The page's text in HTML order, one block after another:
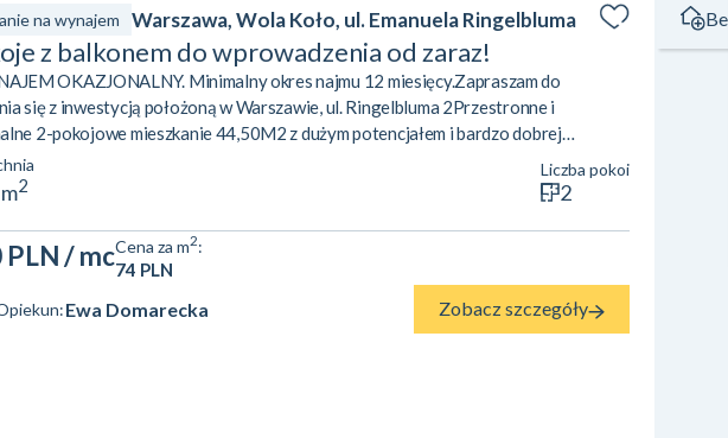
na wynajem Warszawa, Wola Koło, ul. Emanuela Ringelbluma
z balkonem do wprowadzenia od zaraz!
OKAZJONALNY. Minimalny okres najmu 12 miesięcy.Zapraszam do
się z inwestycją położoną w Warszawie, ul. Ringelbluma 2Przestronne i
2-pokojowe mieszkanie 44,50M2 z dużym potencjałem i bardzo dobrej
1 piętro w 3 piętrowym bloku. Balkon z widokiem na zieleń.Lokal składa się z:–
z aneksem kuchennym– sypialni z dużą szafą– łazienki – przedpokoju (szafa
2
Liczba pokoi
2
PLN/ mcCena za m2:
74 PLN
Ewa Domarecka Zobacz szczegóły